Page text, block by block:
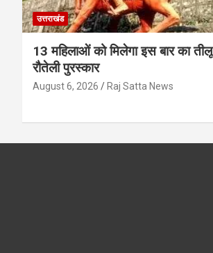
उत्तराखंड
13 महिलाओं को मिलेगा इस बार का तीलू
रौतेली पुरस्कार
August 6, 2026 Raj Satta News